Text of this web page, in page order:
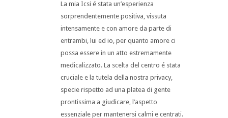
La mia Icsi é stata un’esperienza
sorprendentemente positiva, vissuta
intensamente e con amore da parte di
entrambi, lui ed io, per quanto amore ci
possa essere in un atto estremamente
medicalizzato. La scelta del centro é stata
cruciale e la tutela della nostra privacy,
specie rispetto ad una platea di gente
prontissima a giudicare, l’aspetto
essenziale per mantenersi calmi e centrati.